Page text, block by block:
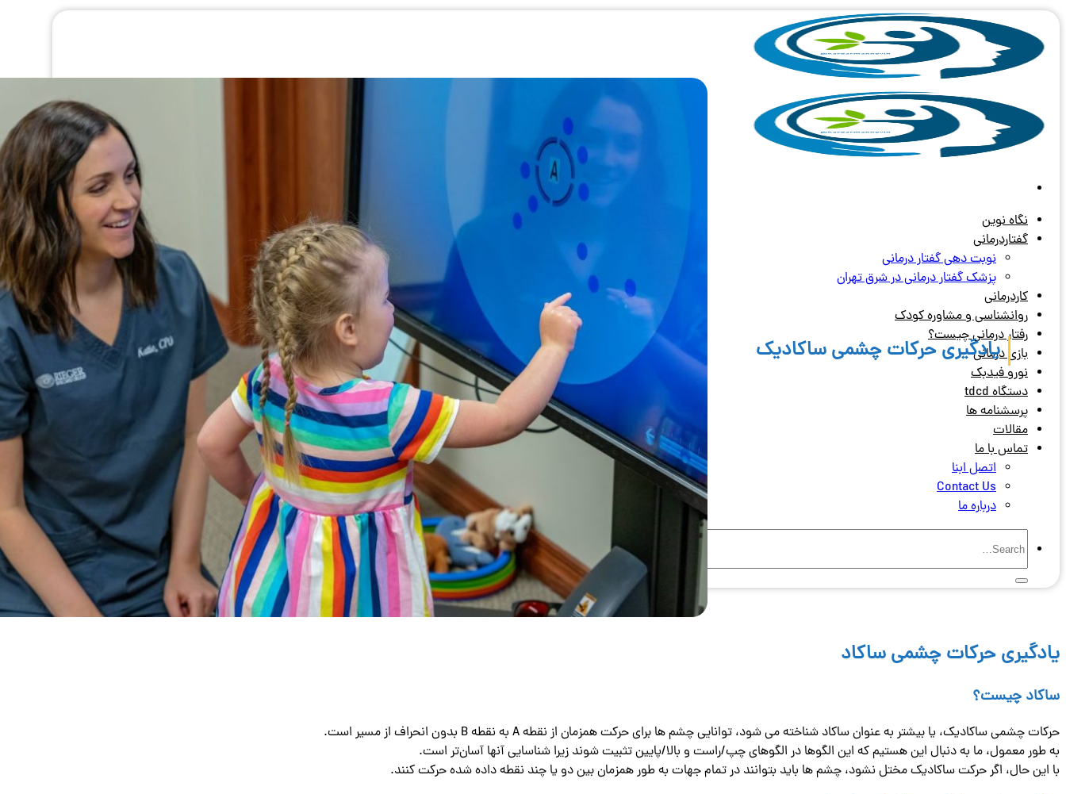
Skip
content
نگاه نوین
گفتاردرمانی
نوبت دهی گفتار درمانی
پزشک گفتار درمانی در شرق تهران
کاردرمانی
روانشناسی و مشاوره کودک
رفتار درمانی چیست؟
بازی درمانی
نورو فیدبک
دستگاه tdcd
پرسشنامه ها
مقالات
تماس با ما
اتصل ابنا
Contact Us
درباره ما
یادگیری حرکات چشمی ساکادیک
یادگیری حرکات چشمی ساکاد
ساکاد چیست؟
حرکات چشمی ساکادیک، یا بیشتر به عنوان ساکاد شناخته می شود، توانایی چشم ها برای حرکت همزمان از نقطه A به نقطه B بدون انحراف از مسیر است.
به طور معمول، ما به دنبال این هستیم که این الگوها در الگوهای چپ/راست و بالا/پایین تثبیت شوند زیرا شناسایی آنها آسان‌تر است.
با این حال، اگر حرکت ساکادیک مختل نشود، چشم ها باید بتوانند در تمام جهات به طور همزمان بین دو یا چند نقطه داده شده حرکت کنند.